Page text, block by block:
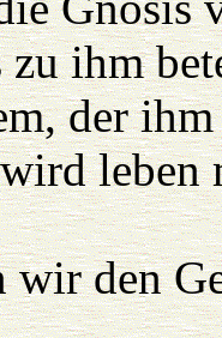
zu ihm
der
leben
wir den